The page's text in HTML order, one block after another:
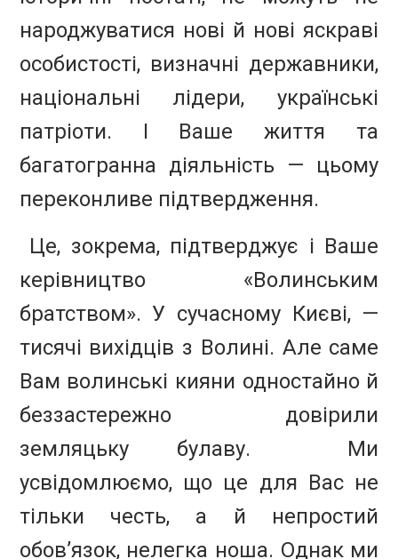
народжуватися нові й нові яскраві
особистості, визначні державники,
національні лідери, українські
патріоти. І Ваше життя та
багатогранна діяльність — цьому
переконливе підтвердження.
Це, зокрема, підтверджує і Ваше
керівництво «Волинським
братством». У сучасному Києві, —
тисячі вихідців з Волині. Але саме
Вам волинські кияни одностайно й
беззастережно довірили
земляцьку булаву. Ми
усвідомлюємо, що це для Вас не
тільки честь, а й непростий
обов’язок, нелегка ноша. Однак ми